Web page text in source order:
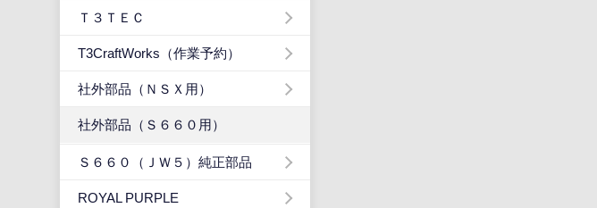
Ｔ３ＴＥＣ
T3CraftWorks（作業予約）
社外部品（ＮＳＸ用）
社外部品（Ｓ６６０用）
Ｓ６６０（ＪＷ５）純正部品
ROYAL PURPLE